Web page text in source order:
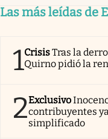
Las más leídas de
1CrisisTras la
Quirno pidió la
2Exclusivo
contribuyentes
simplificado